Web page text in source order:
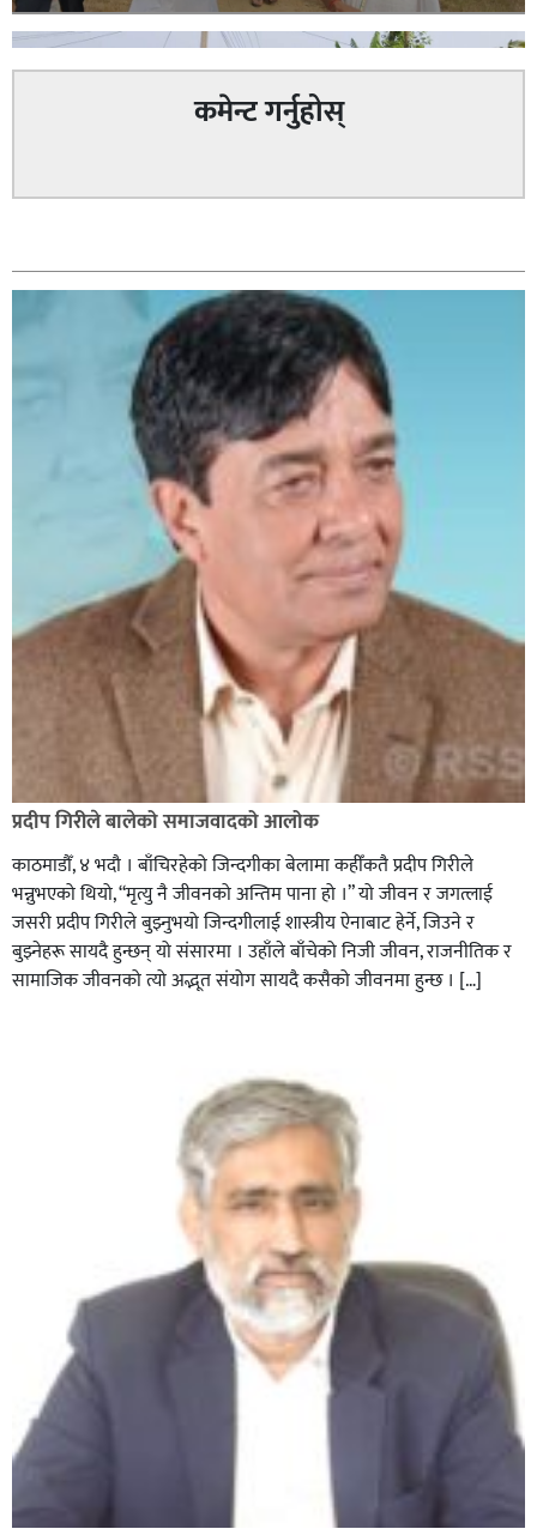
सिराहा-२ मा संजय यादव भिड्ने !
रक्तदान सेवामा जिल्लामै दोस्रो स्थान ल्याएकोमा जनमत नेताद्वय
रेडक्रस सिराहा द्वारा सम्मानित
सिराहाको औरहीमा जेन-जी भेला सम्पन्न
कमेन्ट गर्नुहोस्
प्रदीप गिरीले बालेको समाजवादको आलोक
काठमाडौँ, ४ भदौ । बाँचिरहेको जिन्दगीका बेलामा कहीँकतै प्रदीप गिरीले
भन्नुभएको थियो, “मृत्यु नै जीवनको अन्तिम पाना हो ।” यो जीवन र जगत्लाई
जसरी प्रदीप गिरीले बुझ्नुभयो जिन्दगीलाई शास्त्रीय ऐनाबाट हेर्ने, जिउने र
बुझ्नेहरू सायदै हुन्छन् यो संसारमा । उहाँले बाँचेको निजी जीवन, राजनीतिक र
सामाजिक जीवनको त्यो अद्भूत संयोग सायदै कसैको जीवनमा हुन्छ । […]